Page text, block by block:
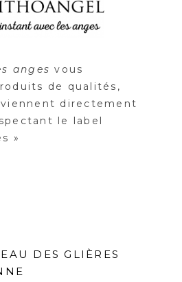
anges vous
de qualités,
directement
le label
»
DES GLIÈRES